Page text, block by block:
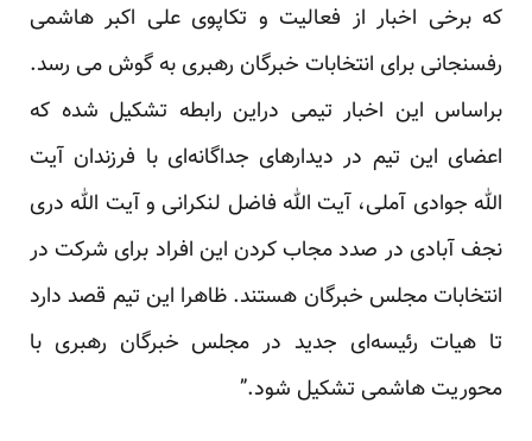
که برخی اخبار از فعالیت و تکاپوی علی اکبر هاشمی
رفسنجانی برای انتخابات خبرگان رهبری به گوش می رسد.
براساس این اخبار تیمی دراین رابطه تشکیل شده که
اعضای این تیم در دیدارهای جداگانه‌ای با فرزندان آیت
الله جوادی آملی، آیت الله فاضل لنکرانی و آیت الله دری
نجف آبادی در صدد مجاب کردن این افراد برای شرکت در
انتخابات مجلس خبرگان هستند. ظاهرا این تیم قصد دارد
تا هیات رئیسه‌ای جدید در مجلس خبرگان رهبری با
محوریت هاشمی تشکیل شود.”